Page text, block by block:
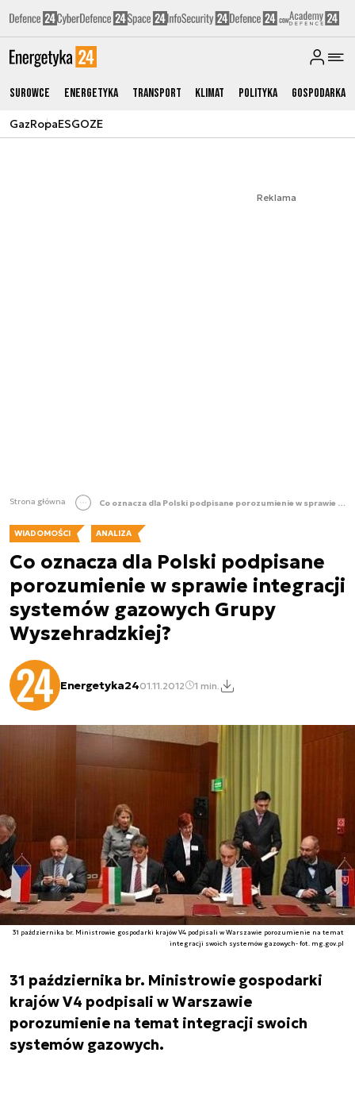
Surowce Energetyka Transport Klimat Polityka Gospodarka
GazRopaESGOZE
Reklama
Strona główna Co oznacza dla Polski podpisane porozumienie w sprawie integracji systemów gazowych Grupy Wyszehradzkiej?
WIADOMOŚCI ANALIZA
Co oznacza dla Polski podpisane
porozumienie w sprawie integracji
systemów gazowych Grupy
Wyszehradzkiej?
Energetyka2401.11.2012 1 min.
31 października br. Ministrowie gospodarki krajów V4 podpisali w Warszawie porozumienie na temat
integracji swoich systemów gazowych- fot. mg.gov.pl
31 października br. Ministrowie gospodarki
krajów V4 podpisali w Warszawie
porozumienie na temat integracji swoich
systemów gazowych.